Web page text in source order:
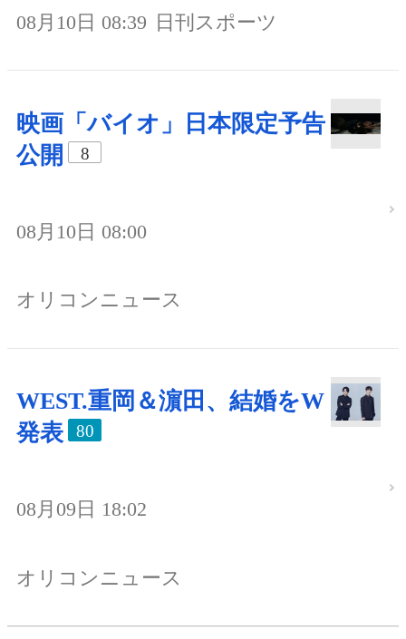
08月10日 08:39 日刊スポーツ
映画「バイオ」日本限定予告
公開
8
08月10日 08:00
オリコンニュース
WEST.重岡＆濵田、結婚をW
発表
80
08月09日 18:02
オリコンニュース